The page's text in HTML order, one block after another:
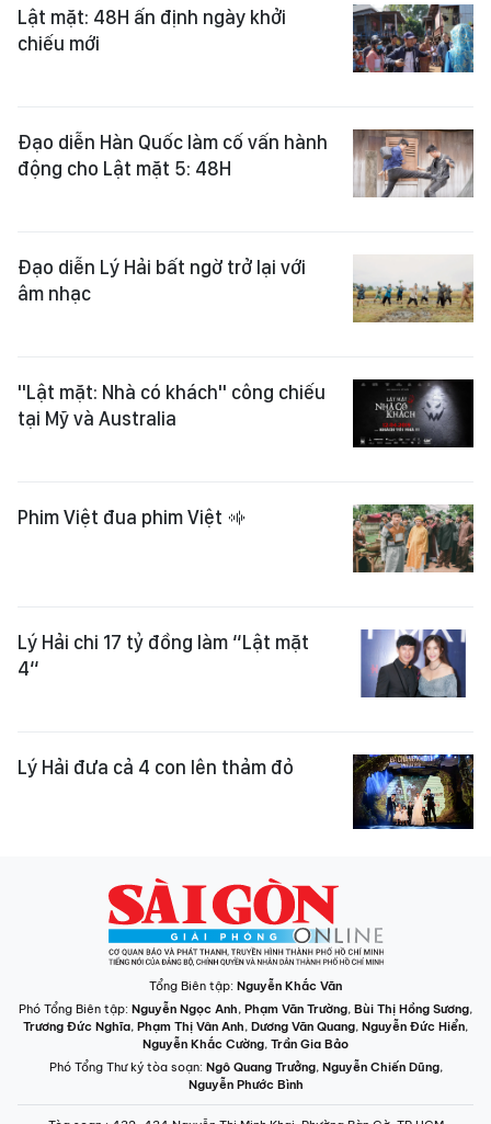
Lật mặt: 48H ấn định ngày khởi
chiếu mới
Đạo diễn Hàn Quốc làm cố vấn hành
động cho Lật mặt 5: 48H
Đạo diễn Lý Hải bất ngờ trở lại với
âm nhạc
"Lật mặt: Nhà có khách" công chiếu
tại Mỹ và Australia
Phim Việt đua phim Việt
Lý Hải chi 17 tỷ đồng làm “Lật mặt
4“
Lý Hải đưa cả 4 con lên thảm đỏ
Tổng Biên tập: Nguyễn Khắc Văn
Phó Tổng Biên tập: Nguyễn Ngọc Anh, Phạm Văn Trường, Bùi Thị Hồng Sương,
Trương Đức Nghĩa, Phạm Thị Vân Anh, Dương Văn Quang, Nguyễn Đức Hiển,
Nguyễn Khắc Cường, Trần Gia Bảo
Phó Tổng Thư ký tòa soạn: Ngô Quang Trưởng, Nguyễn Chiến Dũng,
Nguyễn Phước Bình